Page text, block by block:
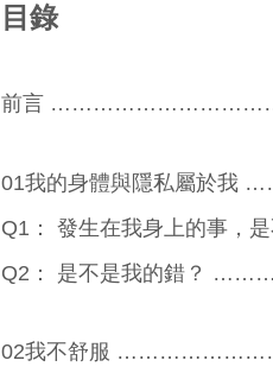
目錄
前言
01我的身體與隱私
Q1： 發生在我身上的
Q2： 是不是我的
02我不舒服